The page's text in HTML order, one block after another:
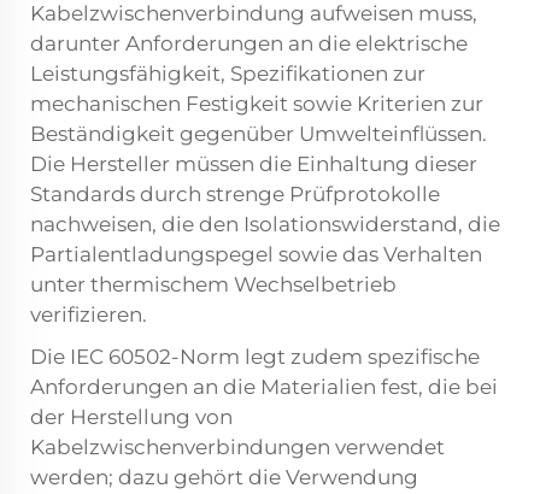
Kabelzwischenverbindung aufweisen muss,
darunter Anforderungen an die elektrische
Leistungsfähigkeit, Spezifikationen zur
mechanischen Festigkeit sowie Kriterien zur
Beständigkeit gegenüber Umwelteinflüssen.
Die Hersteller müssen die Einhaltung dieser
Standards durch strenge Prüfprotokolle
nachweisen, die den Isolationswiderstand, die
Partialentladungspegel sowie das Verhalten
unter thermischem Wechselbetrieb
verifizieren.
Die IEC 60502-Norm legt zudem spezifische
Anforderungen an die Materialien fest, die bei
der Herstellung von
Kabelzwischenverbindungen verwendet
werden; dazu gehört die Verwendung